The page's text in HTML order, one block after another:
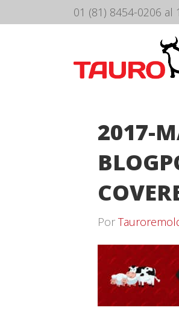
01 (81) 8454-0206 al
2017-
Por